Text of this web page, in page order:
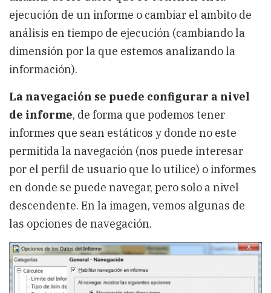
ejecución de un informe o cambiar el ambito de
análisis en tiempo de ejecución (cambiando la
dimensión por la que estemos analizando la
información).
La navegación se puede configurar a nivel
de informe, de forma que podemos tener
informes que sean estáticos y donde no este
permitida la navegación (nos puede interesar
por el perfil de usuario que lo utilice) o informes
en donde se puede navegar, pero solo a nivel
descendente. En la imagen, vemos algunas de
las opciones de navegación.